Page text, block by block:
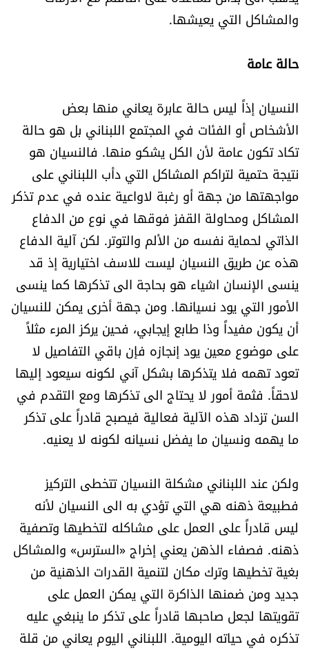
والمشاكل التي يعيشها.
حالة عامة
النسيان إذاً ليس حالة عابرة يعاني منها بعض
الأشخاص أو الفئات في المجتمع اللبناني بل هو حالة
تكاد تكون عامة لأن الكل يشكو منها. فالنسيان هو
نتيجة حتمية لتراكم المشاكل التي دأب اللبناني على
مواجهتها من جهة أو رغبة لاواعية عنده في عدم تذكر
المشاكل ومحاولة القفز فوقها في نوع من الدفاع
الذاتي لحماية نفسه من الألم والتوتر. لكن آلية الدفاع
هذه عن طريق النسيان ليست للاسف اختيارية إذ قد
ينسى الإنسان اشياء هو بحاجة الى تذكرها كما ينسى
الأمور التي يود نسيانها. ومن جهة أخرى يمكن للنسيان
أن يكون مفيداً وذا طابع إيجابي، فحين يركز المرء مثلاً
على موضوع معين يود إنجازه فإن باقي التفاصيل لا
تعود تهمه فلا يتذكرها بشكل آني لكونه سيعود إليها
لاحقاً. فثمة أمور لا يحتاج الى تذكرها ومع التقدم في
السن تزداد هذه الآلية فعالية فيصبح قادراً على تذكر
ما يهمه ونسيان ما يفضل نسيانه لكونه لا يعنيه.
ولكن عند اللبناني مشكلة النسيان تتخطى التركيز
فطبيعة ذهنه هي التي تؤدي به الى النسيان لأنه
ليس قادراً على العمل على مشاكله لتخطيها وتصفية
ذهنه. فصفاء الذهن يعني إخراج «السترس» والمشاكل
بغية تخطيها وترك مكان لتنمية القدرات الذهنية من
جديد ومن ضمنها الذاكرة التي يمكن العمل على
تقويتها لجعل صاحبها قادراً على تذكر ما ينبغي عليه
تذكره في حياته اليومية. اللبناني اليوم يعاني من قلة